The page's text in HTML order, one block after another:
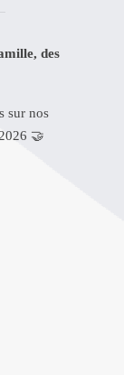
des
sur nos
🤝